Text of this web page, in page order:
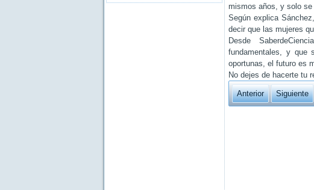
mismos años, y solo se
Según explica
decir que las mujeres
Desde
fundamentales, y que
oportunas, el futuro es
No dejes de hacerte tu
Anterior Siguiente